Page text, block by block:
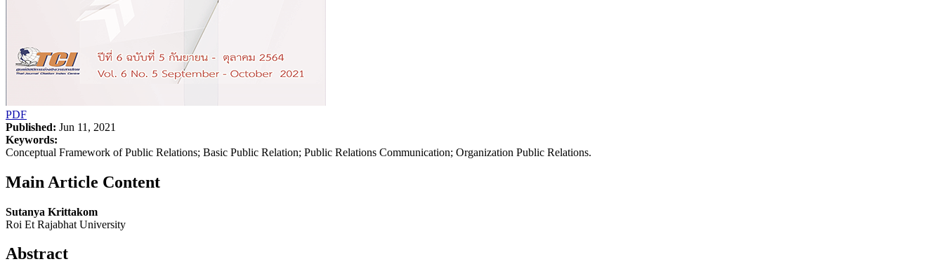
PDF
Published: Jun 11, 2021
Keywords:
Conceptual Framework of Public Relations; Basic Public Relation; Public Relations Communication; Organization Public Relations.
Main Article Content
Sutanya Krittakom
Roi Et Rajabhat University
Abstract